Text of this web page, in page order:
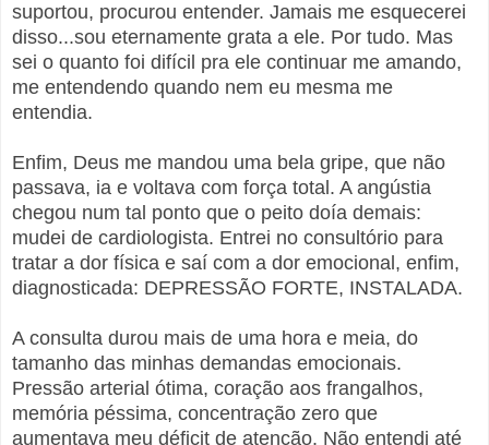
suportou, procurou entender. Jamais me esquecerei
disso...sou eternamente grata a ele. Por tudo. Mas
sei o quanto foi difícil pra ele continuar me amando,
me entendendo quando nem eu mesma me
entendia.
Enfim, Deus me mandou uma bela gripe, que não
passava, ia e voltava com força total. A angústia
chegou num tal ponto que o peito doía demais:
mudei de cardiologista. Entrei no consultório para
tratar a dor física e saí com a dor emocional, enfim,
diagnosticada: DEPRESSÃO FORTE, INSTALADA.
A consulta durou mais de uma hora e meia, do
tamanho das minhas demandas emocionais.
Pressão arterial ótima, coração aos frangalhos,
memória péssima, concentração zero que
aumentava meu déficit de atenção. Não entendi até